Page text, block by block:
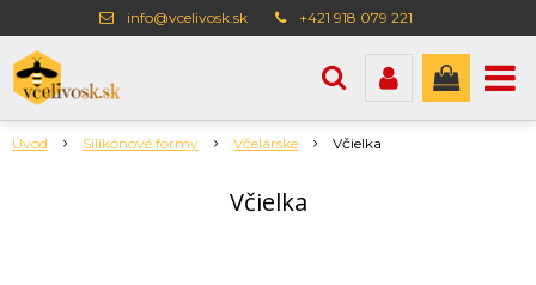
info@vcelivosk.sk +421 918 079 221
Úvod Silikónové formy Včelárske Včielka
Včielka